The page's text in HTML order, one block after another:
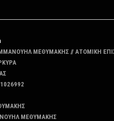
ΕΜΜΑΝΟΥΗΛ ΜΕΘΥΜΑΚΗΣ // ΑΤΟΜΙΚΗ
ΜΕΘΥΜΑΚΗΣ